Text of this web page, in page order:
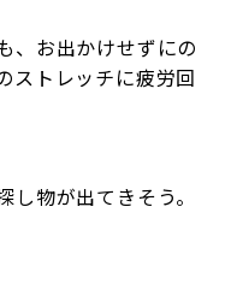
、お出かけせずにの
ストレッチに疲労回
物が出てきそう。